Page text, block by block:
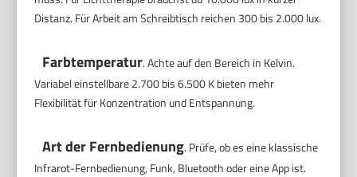
Distanz. Für Arbeit am Schreibtisch reichen 300 bis 2.000 lux.
Farbtemperatur. Achte auf den Bereich in Kelvin.
Variabel einstellbare 2.700 bis 6.500 K bieten mehr
Flexibilität für Konzentration und Entspannung.
Art der Fernbedienung. Prüfe, ob es eine klassische
Infrarot-Fernbedienung, Funk, Bluetooth oder eine App ist.